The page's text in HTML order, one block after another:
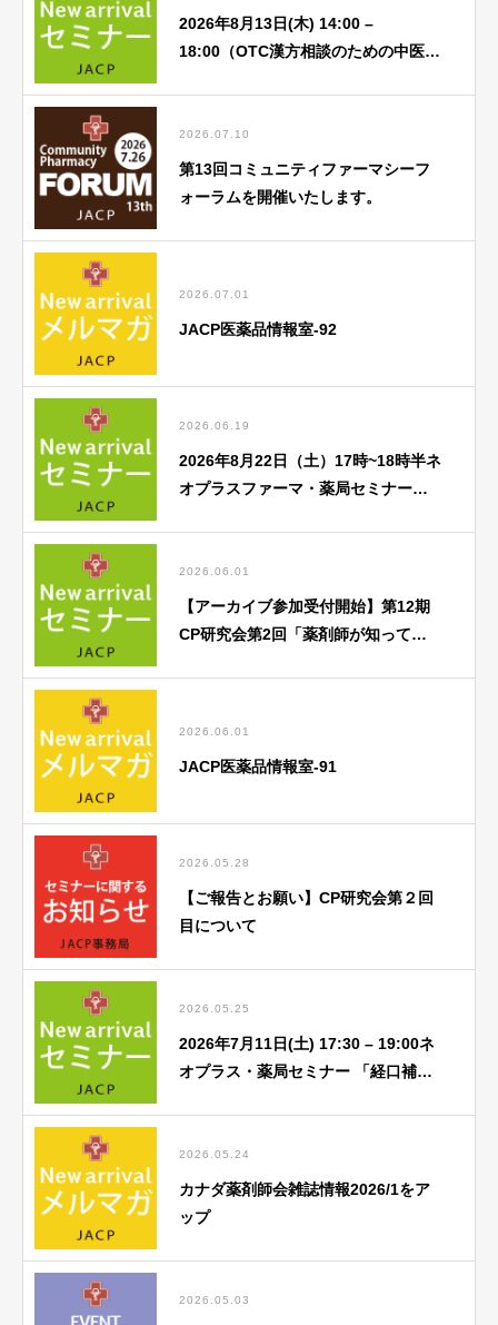
2026年8月13日(木) 14:00 –
18:00（OTC漢方相談のための中医
2026.07.10
第13回コミュニティファーマシーフ
ォーラムを開催いたします。
2026.07.01
JACP医薬品情報室-92
2026.06.19
2026年8月22日（土）17時~18時半ネ
オプラスファーマ・薬局セミナー
2026.06.01
【アーカイブ参加受付開始】第12期
CP研究会第2回「薬剤師が知ってお
2026.06.01
JACP医薬品情報室-91
2026.05.28
【ご報告とお願い】CP研究会第２回
目について
2026.05.25
2026年7月11日(土) 17:30 – 19:00ネ
オプラス・薬局セミナー 「経口補水
2026.05.24
カナダ薬剤師会雑誌情報2026/1をア
ップ
2026.05.03